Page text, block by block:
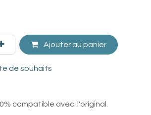
Ajouter au panier
de souhaits
compatible avec l'original.